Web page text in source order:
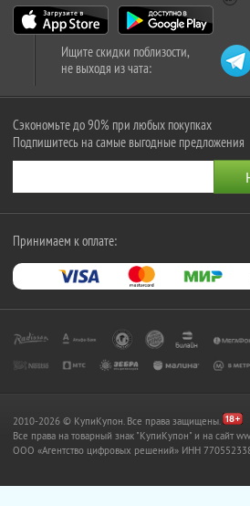
Ищите скидки поблизости,
не выходя из чата:
Сэкономьте до 90% при любых покупках
Подпишитесь на самые выгодные предложения
Принимаем к оплате:
2010-2026 © КупиКупон. Все права защищены.
Все права на товарный знак "КупиКупон" и на сайт
OOO «Агентство цифровых решений» ИНН